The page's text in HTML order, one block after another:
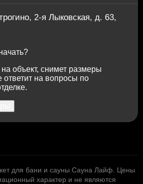
(Африка) SHP, 26х95 мм.,
2-я Лыковская, д. 63,
объект, снимет размеры
ответит на вопросы по
для бани и сауны Сауна Лайф
Цены
характер и не являются